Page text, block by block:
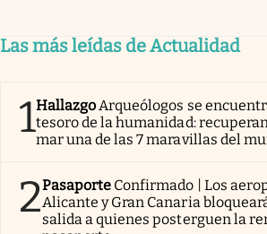
Las más leídas de Actualidad
1Hallazgo Arqueólogos se
tesoro de la humanidad:
mar una de las 7 maravillas del
2Pasaporte Confirmado | Los
Alicante y Gran Canaria
salida a quienes posterguen la